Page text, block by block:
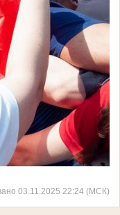
03.11.2025 22:24 (МСК)